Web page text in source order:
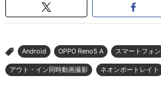
> Android OPPO Reno5 A スマートフォン
アウト・イン同時動画撮影 ネオンポートレイト